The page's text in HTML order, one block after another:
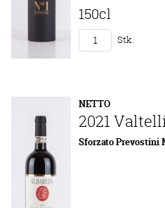
150cl
Stk.
NETTO
2021
Sforzato Prevostini